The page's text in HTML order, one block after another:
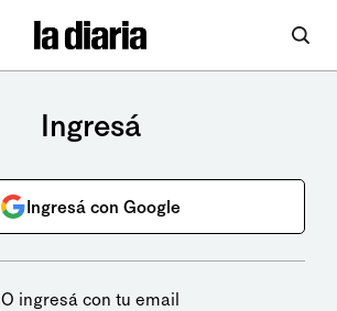
Ingresá
Ingresá con Google
O ingresá con tu email